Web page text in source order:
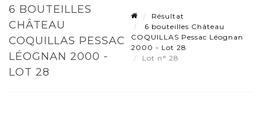
6 BOUTEILLES
CHÂTEAU
COQUILLAS PESSAC
LÉOGNAN 2000 -
LOT 28
Résultat
6 bouteilles Château
COQUILLAS Pessac Léognan
2000 - Lot 28
Lot n° 28